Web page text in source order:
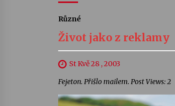
Různé
Život jako z reklamy
St Kvě 28 , 2003
Fejeton. Přišlo mailem. Post Views: 2